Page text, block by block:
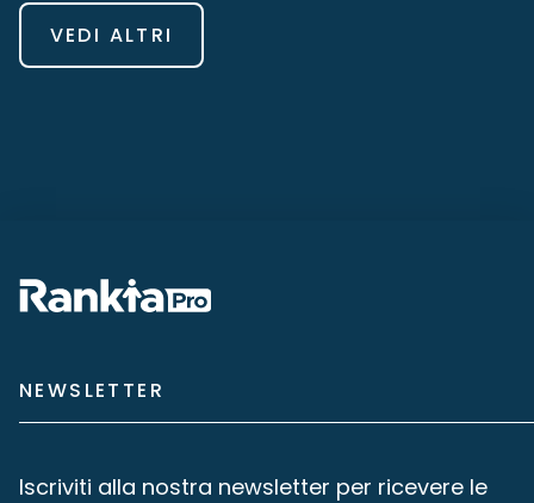
VEDI ALTRI
NEWSLETTER
Iscriviti alla nostra newsletter per ricevere le